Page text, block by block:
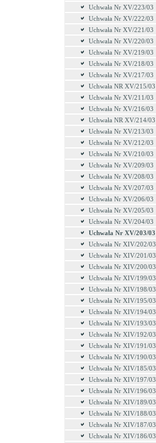
Uchwała Nr XV/223/03
Uchwała Nr XV/222/03
Uchwała Nr XV/221/03
Uchwala Nr XV/220/03
Uchwała Nr XV/219/03
Uchwała Nr XV/218/03
Uchwała Nr XV/217/03
Uchwała NR XV/215/03
Uchwała Nr XV/211/03
Uchwała Nr XV/216/03
Uchwała NR XV/214/03
Uchwała Nr XV/213/03
Uchwała Nr XV/212/03
Uchwała Nr XV/210/03
Uchwała Nr XV/209/03
Uchwała Nr XV/208/03
Uchwała Nr XV/207/03
Uchwała Nr XV/206/03
Uchwała Nr XV/205/03
Uchwała Nr XV/204/03
Uchwała Nr XV/203/03
Uchwała Nr XIV/202/03
Uchwała Nr XIV/201/03
Uchwała Nr XIV/200/03
Uchwała Nr XIV/199/03
Uchwała Nr XIV/198/03
Uchwała Nr XIV/195/03
Uchwała Nr XIV/194/03
Uchwała Nr XIV/193/03
Uchwała Nr XIV/192/03
Uchwała Nr XIV/191/03
Uchwała Nr XIV/190/03
Uchwała Nr XIV/185/03
Uchwała Nr XIV/197/03
Uchwała Nr XIV/196/03
Uchwała Nr XIV/189/03
Uchwała Nr XIV/188/03
Uchwała Nr XIV/187/03
Uchwała Nr XIV/186/03